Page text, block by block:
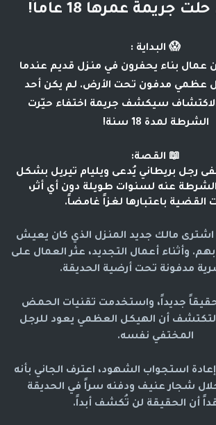
جريمة عمرها 18 عاماً!
😱 البداية :
2018، كان عمال بناء يحفرون في منزل قديم عندما
عظمي مدفون تحت الأرض. لم يكن أحد
سيكشف جريمة اختفاء حيّرت
الشرطة لمدة 18 سنة!
📖 القصة:
2000 اختفى رجل بريطاني يُدعى ويليام تيريل بشكل
عنه لسنوات طويلة دون أي أثر،
القضية باعتبارها لغزاً غامضاً.
18 عاماً، اشترى مالك جديد المنزل الذي كان يعيش
وأثناء أعمال التجديد، عثر العمال على
مدفونة تحت أرضية الحديقة.
جديداً، واستخدمت تقنيات الحمض
لتكتشف أن الهيكل العظمي يعود للرجل
المختفي نفسه.
استجواب الشهود، اعترف الجاني بأنه
شجار عنيف ودفنه سراً في الحديقة
أن الحقيقة لن تُكشف أبداً.